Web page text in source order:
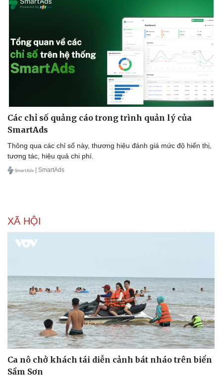
Các chỉ số quảng cáo trong trình quản lý của
SmartAds
Thông qua các chỉ số này, thương hiệu đánh giá mức độ hiển thị,
tương tác, hiệu quả chi phí.
| SmartAds
XÃ HỘI
Ca nô chở khách tái diễn cảnh bát nháo trên biển
Sầm Sơn